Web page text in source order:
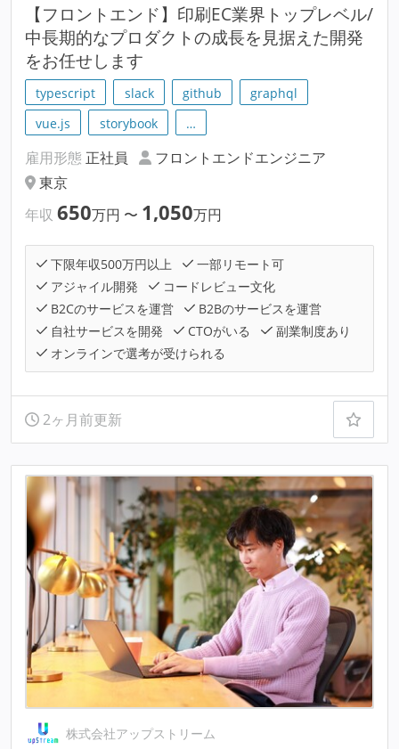
【フロントエンド】印刷EC業界トップレベル/
中長期的なプロダクトの成長を見据えた開発
をお任せします
typescript slack github
graphql
vue.js
storybook …
雇用形態 正社員
フロントエンドエンジニア
東京
年収 650万円 〜 1,050万円
下限年収500万円以上
一部リモート可
アジャイル開発
コードレビュー文化
B2Cのサービスを運営
B2Bのサービスを運営
自社サービスを開発
CTOがいる
副業制度あり
オンラインで選考が受けられる
2ヶ月前更新
株式会社アップストリーム